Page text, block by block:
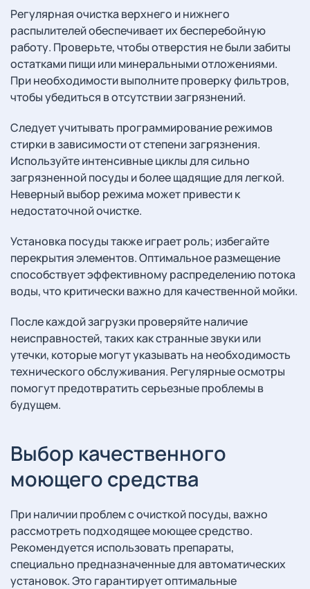
Регулярная очистка верхнего и нижнего
распылителей обеспечивает их бесперебойную
работу. Проверьте, чтобы отверстия не были забиты
остатками пищи или минеральными отложениями.
При необходимости выполните проверку фильтров,
чтобы убедиться в отсутствии загрязнений.
Следует учитывать программирование режимов
стирки в зависимости от степени загрязнения.
Используйте интенсивные циклы для сильно
загрязненной посуды и более щадящие для легкой.
Неверный выбор режима может привести к
недостаточной очистке.
Установка посуды также играет роль; избегайте
перекрытия элементов. Оптимальное размещение
способствует эффективному распределению потока
воды, что критически важно для качественной мойки.
После каждой загрузки проверяйте наличие
неисправностей, таких как странные звуки или
утечки, которые могут указывать на необходимость
технического обслуживания. Регулярные осмотры
помогут предотвратить серьезные проблемы в
будущем.
Выбор качественного
моющего средства
При наличии проблем с очисткой посуды, важно
рассмотреть подходящее моющее средство.
Рекомендуется использовать препараты,
специально предназначенные для автоматических
установок. Это гарантирует оптимальные